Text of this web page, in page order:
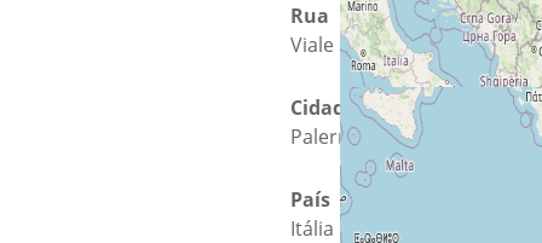
Rua
Viale delle scienze 13
Cidade
Palermo
País
Itália